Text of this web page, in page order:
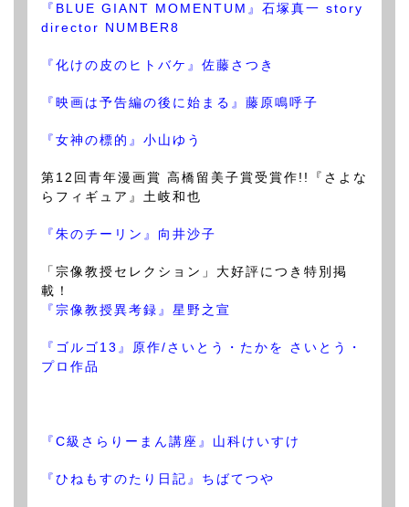
『BLUE GIANT MOMENTUM』石塚真一 story
director NUMBER8
『化けの皮のヒトバケ』佐藤さつき
『映画は予告編の後に始まる』藤原鳴呼子
『女神の標的』小山ゆう
第12回青年漫画賞 高橋留美子賞受賞作!!『さよな
らフィギュア』土岐和也
『朱のチーリン』向井沙子
「宗像教授セレクション」大好評につき特別掲
載！
『宗像教授異考録』星野之宣
『ゴルゴ13』原作/さいとう・たかを さいとう・
プロ作品
『C級さらりーまん講座』山科けいすけ
『ひねもすのたり日記』ちばてつや